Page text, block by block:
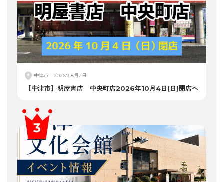
中津市 2026年8月2日
【中津市】明屋書店 中央町店2026年10月4日(日)閉店へ